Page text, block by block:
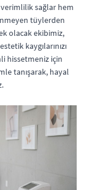
sağlar hem
tüylerden
olacak ekibimiz,
kaygılarınızı
hissetmeniz için
tanışarak, hayal